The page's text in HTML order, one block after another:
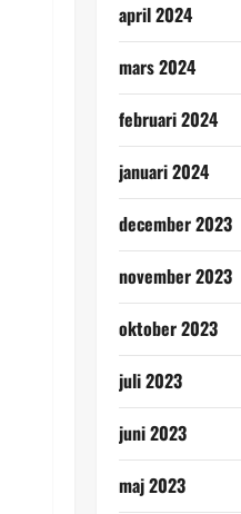
april 2024
mars 2024
februari 2024
januari 2024
december 2023
november 2023
oktober 2023
juli 2023
juni 2023
maj 2023